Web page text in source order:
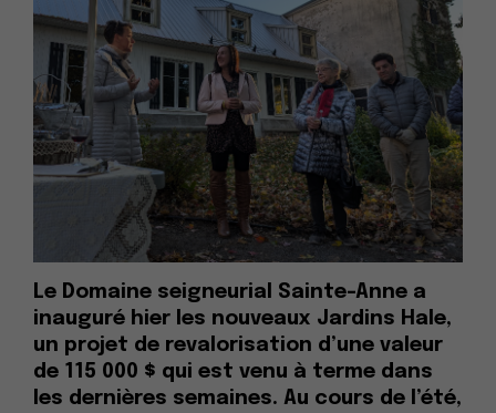
Le Domaine seigneurial Sainte-Anne a
inauguré hier les nouveaux Jardins Hale,
un projet de revalorisation d’une valeur
de 115 000 $ qui est venu à terme dans
les dernières semaines. Au cours de l’été,